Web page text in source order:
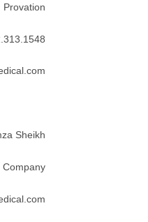
Provation
Sheikh
Company